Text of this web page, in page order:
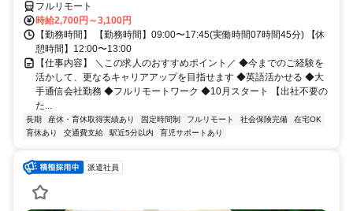
フルリモート
時給2,700円～3,100円
【勤務時間】 【勤務時間】09:00〜17:45(実働時間07時間45分) 【休
憩時間】12:00〜13:00
【仕事内容】 ＼この求人のおすすめポイント／ ◆今までのご経験を
活かして、更なるキャリアアップを目指せます ◆英語活かせる ◆大
手通信会社勤務 ◆フルリモートワーク ◆10月スタート 【出社不要の
た...
長期 産休・育休取得実績あり 固定時間制 フルリモート 社会保険完備
在宅OK
育休あり
交通費支給 駅近5分以内 育児サポートあり
派遣社員